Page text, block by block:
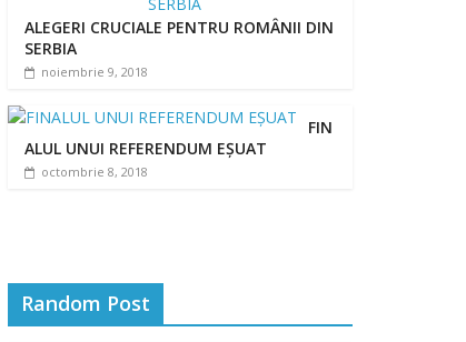
ALEGERI CRUCIALE PENTRU ROMÂNII DIN
SERBIA
noiembrie 9, 2018
FIN
ALUL UNUI REFERENDUM EȘUAT
octombrie 8, 2018
Random Post